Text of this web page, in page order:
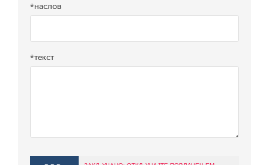
*наслов
*текст